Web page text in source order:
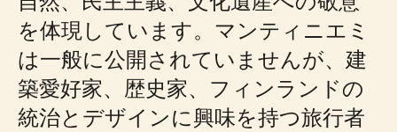
を体現しています。マンティニエミ
は一般に公開されていませんが、建
築愛好家、歴史家、フィンランドの
統治とデザインに興味を持つ旅行者